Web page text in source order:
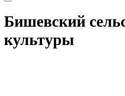
Бишевский
культуры